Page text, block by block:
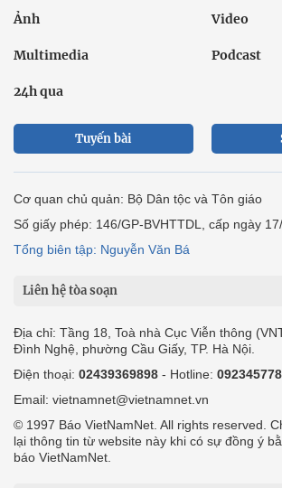
Ảnh Video
Multimedia Podcast
24h qua
Tuyến bài
Cơ quan chủ quản: Bộ Dân tộc và Tôn giáo
Số giấy phép: 146/GP-BVHTTDL, cấp ngày
Tổng biên tập: Nguyễn Văn Bá
Liên hệ tòa soạn
Địa chỉ: Tầng 18, Toà nhà Cục Viễn thông
Đình Nghệ, phường Cầu Giấy, TP. Hà Nội.
Điện thoại: 02439369898 - Hotline:
Email: vietnamnet@vietnamnet.vn
© 1997 Báo VietNamNet. All rights reserved.
lại thông tin từ website này khi có sự đồng ý
báo VietNamNet.